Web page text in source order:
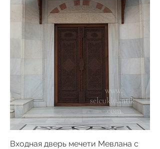
Входная дверь мечети Мевлана с